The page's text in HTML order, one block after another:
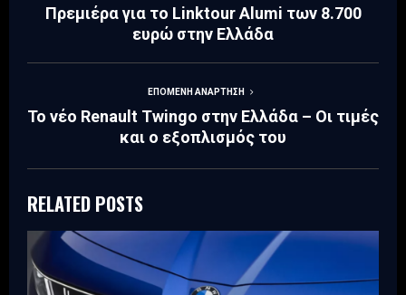
Πρεμιέρα για το Linktour Alumi των 8.700
ευρώ στην Ελλάδα
ΕΠΌΜΕΝΗ ΑΝΆΡΤΗΣΗ
Το νέο Renault Twingo στην Ελλάδα – Οι τιμές
και ο εξοπλισμός του
RELATED POSTS